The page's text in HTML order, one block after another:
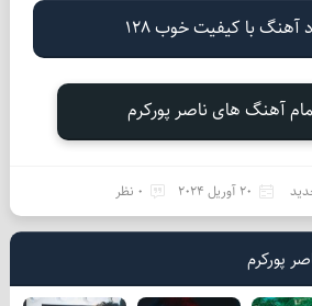
آهنگ با کیفیت خوب 128
آهنگ های ناصر پورکرم
20 آوریل 2024 0 نظر
پورکرم